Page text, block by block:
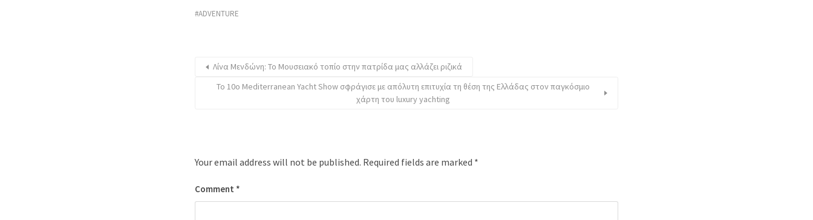
ADVENTURE
Λίνα Μενδώνη: Το Μουσειακό τοπίο στην πατρίδα μας αλλάζει ριζικά
Το 10ο Mediterranean Yacht Show σφράγισε με απόλυτη επιτυχία τη θέση της Ελλάδας στον παγκόσμιο
χάρτη του luxury yachting
Your email address will not be published. Required fields are marked *
Comment *